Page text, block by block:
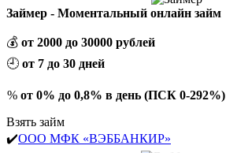
Займер - Моментальный онлайн займ
💰 от 2000 до 30000 рублей
🕘 от 7 до 30 дней
% от 0% до 0,8% в день (ПСК 0-292%)
Взять займ
✔️ООО МФК «ВЭББАНКИР»